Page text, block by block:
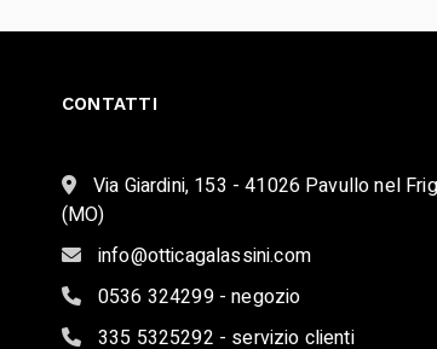
CONTATTI
Via Giardini, 153 - 41026 Pavullo nel
(MO)
info@otticagalassini.com
0536 324299 - negozio
335 5325292 - servizio clienti